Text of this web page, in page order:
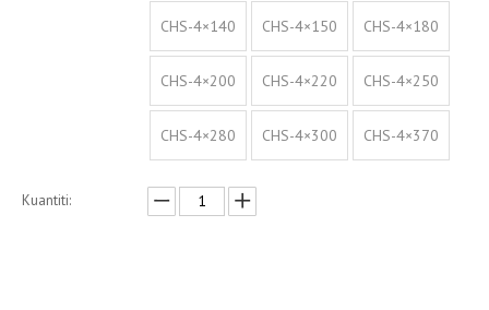
CHS-4×140 CHS-4×150 CHS-4×180
CHS-4×200 CHS-4×220 CHS-4×250
CHS-4×280 CHS-4×300 CHS-4×370
Kuantiti: